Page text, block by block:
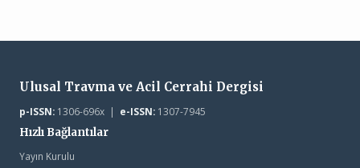
Ulusal Travma ve Acil Cerrahi Dergisi
p-ISSN:1306-696x | e-ISSN:1307-7945
Hızlı Bağlantılar
Yayın Kurulu